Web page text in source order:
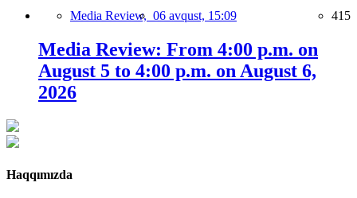
Media Review, 06 avqust, 15:09 415
Media Review: From 4:00 p.m. on
August 5 to 4:00 p.m. on August 6,
2026
Haqqımızda